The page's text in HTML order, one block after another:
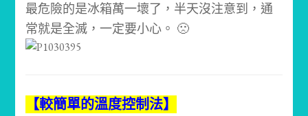
最危險的是冰箱萬一壞了，半天沒注意到，通
常就是全滅，一定要小心。 🙁
【較簡單的溫度控制法】